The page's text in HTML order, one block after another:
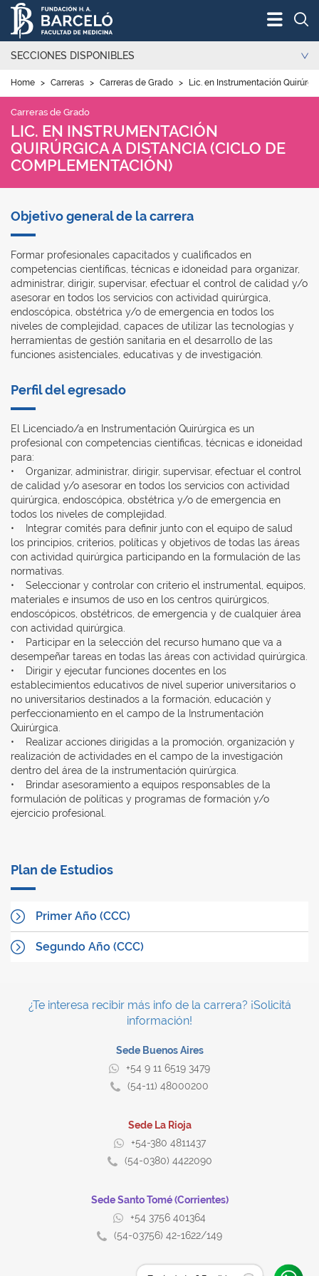
SECCIONES DISPONIBLES
Home > Carreras > Carreras de Grado > Lic. en Instrumentación
Carreras de Grado
LIC. EN INSTRUMENTACIÓN
QUIRÚRGICA A DISTANCIA (CICLO DE
COMPLEMENTACIÓN)
Objetivo general de la carrera
Formar profesionales capacitados y cualificados en
competencias científicas, técnicas e idoneidad para organizar,
administrar, dirigir, supervisar, efectuar el control de calidad y/o
asesorar en todos los servicios con actividad quirúrgica,
endoscópica, obstétrica y/o de emergencia en todos los
niveles de complejidad, capaces de utilizar las tecnologías y
herramientas de gestión sanitaria en el desarrollo de las
funciones asistenciales, educativas y de investigación.
Perfil del egresado
El Licenciado/a en Instrumentación Quirúrgica es un
profesional con competencias científicas, técnicas e idoneidad
para:
• Organizar, administrar, dirigir, supervisar, efectuar el control
de calidad y/o asesorar en todos los servicios con actividad
quirúrgica, endoscópica, obstétrica y/o de emergencia en
todos los niveles de complejidad.
• Integrar comités para definir junto con el equipo de salud
los principios, criterios, políticas y objetivos de todas las áreas
con actividad quirúrgica participando en la formulación de las
normativas.
• Seleccionar y controlar con criterio el instrumental, equipos,
materiales e insumos de uso en los centros quirúrgicos,
endoscópicos, obstétricos, de emergencia y de cualquier área
con actividad quirúrgica.
• Participar en la selección del recurso humano que va a
desempeñar tareas en todas las áreas con actividad quirúrgica.
• Dirigir y ejecutar funciones docentes en los
establecimientos educativos de nivel superior universitarios o
no universitarios destinados a la formación, educación y
perfeccionamiento en el campo de la Instrumentación
Quirúrgica.
• Realizar acciones dirigidas a la promoción, organización y
realización de actividades en el campo de la investigación
dentro del área de la instrumentación quirúrgica.
• Brindar asesoramiento a equipos responsables de la
formulación de políticas y programas de formación y/o
ejercicio profesional.
Plan de Estudios
Primer Año (CCC)
Segundo Año (CCC)
¿Te interesa recibir más info de la carrera? ¡Solicitá
información!
Sede Buenos Aires
+54 9 11 6519 3479
(54-11) 48000200
Sede La Rioja
+54-380 4811437
(54-0380) 4422090
Sede Santo Tomé (Corrientes)
+54 3756 401364
(54-03756) 42-1622/149